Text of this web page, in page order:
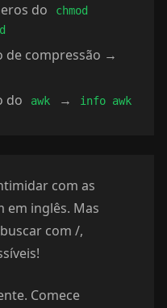
do chmod
de compressão →
do awk → info awk
com as
em inglês. Mas
com /,
Comece